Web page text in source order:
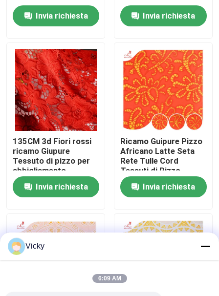
Casa
Circa noi
Giro della fabbrica
Controllo di qualità
Contattici
Richieda una citazione
Exhibition Information
tessuto ricamato del pizzo
Invia richiesta Invia richiesta
135CM 3d Fiori rossi
ricamo Giupure
Tessuto di pizzo per
abbigliamento
Invia richiesta
Ricamo Guipure Pizzo
Africano Latte Seta
Rete Tulle Cord
Tessuti di Pizzo
Invia richiesta
Vicky
6:09 AM